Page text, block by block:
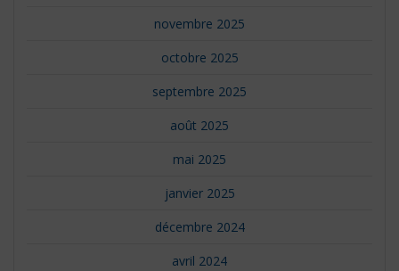
novembre 2025
octobre 2025
septembre 2025
août 2025
mai 2025
janvier 2025
décembre 2024
avril 2024